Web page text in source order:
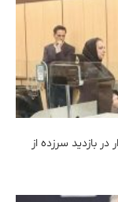
در بازدید سرزده از